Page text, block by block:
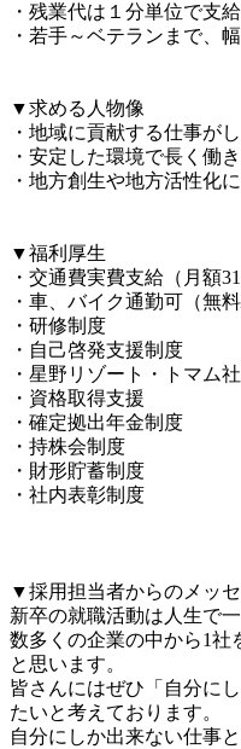
・残業代は１分単位で支
・若手～ベテランまで、
▼求める人物像
・地域に貢献する仕事が
・安定した環境で長く働
・地方創生や地方活性化
▼福利厚生
・交通費実費支給（月額
・車、バイク通勤可（無
・研修制度
・自己啓発支援制度
・星野リゾート・トマム社
・資格取得支援
・確定拠出年金制度
・持株会制度
・財形貯蓄制度
・社内表彰制度
▼採用担当者からのメッ
新卒の就職活動は人生で一
数多くの企業の中から1社
と思います。
皆さんにはぜひ「自分に
たいと考えております。
自分にしか出来ない仕事